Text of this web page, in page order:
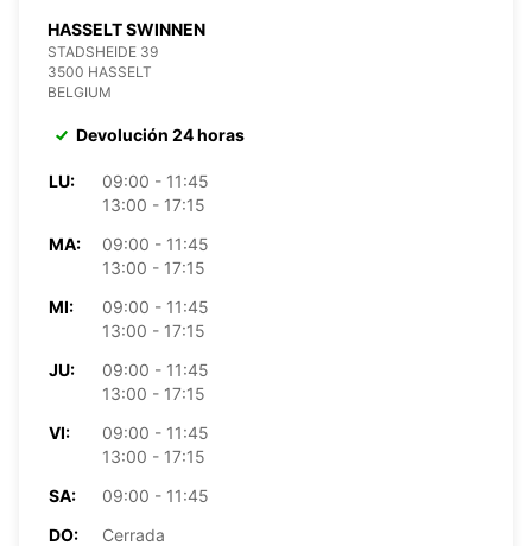
HASSELT SWINNEN
STADSHEIDE 39
3500 HASSELT
BELGIUM
Devolución 24 horas
LU:
09:00 - 11:45
13:00 - 17:15
MA:
09:00 - 11:45
13:00 - 17:15
MI:
09:00 - 11:45
13:00 - 17:15
JU:
09:00 - 11:45
13:00 - 17:15
VI:
09:00 - 11:45
13:00 - 17:15
SA:
09:00 - 11:45
DO:
Cerrada